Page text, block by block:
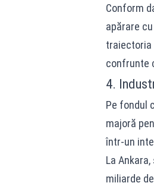
Conform
apărare
traiectoria
confrunte
4.
Pe fondul
majoră
într-un
La
miliarde